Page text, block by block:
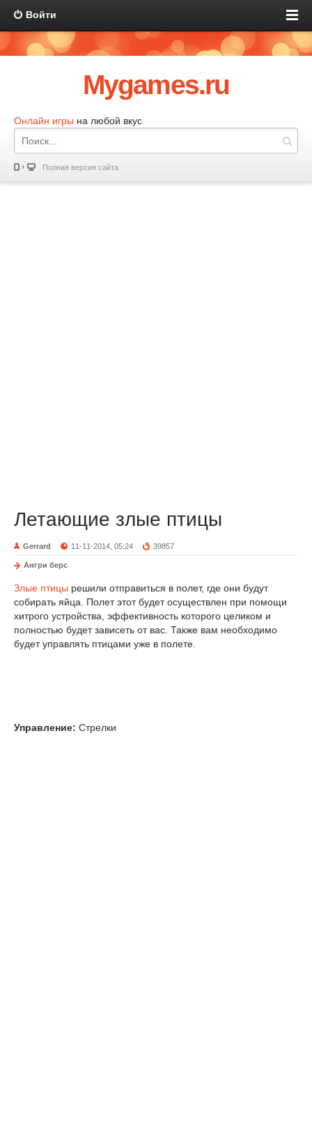
Войти
Mygames.ru
Онлайн игры на любой вкус
Полная версия сайта
Летающие злые птицы
Gerrard 11-11-2014, 05:24 39857
Ангри берс
Злые птицы решили отправиться в полет, где они будут
собирать яйца. Полет этот будет осуществлен при помощи
хитрого устройства, эффективность которого целиком и
полностью будет зависеть от вас. Также вам необходимо
будет управлять птицами уже в полете.
Управление: Стрелки